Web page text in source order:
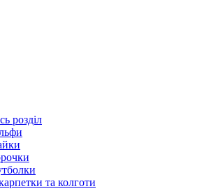
розділ
та колготи